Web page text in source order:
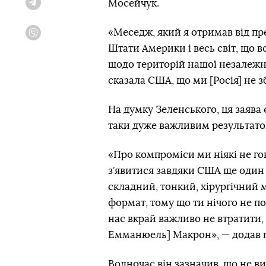
Мосейчук.
«Меседж, який я отримав від
Штати Америки і весь світ, що
щодо територій нашої
сказала США, що ми [Росія] не
На думку Зеленського, ця
таки дуже важливим
«Про компроміси ми ніякі не
з’явитися завдяки США ще
складний, тонкий,
формат, тому що ти нічого не
нас вкрай важливо не
Емманюель] Макрон», — додав
Водночас він зазначив, що не